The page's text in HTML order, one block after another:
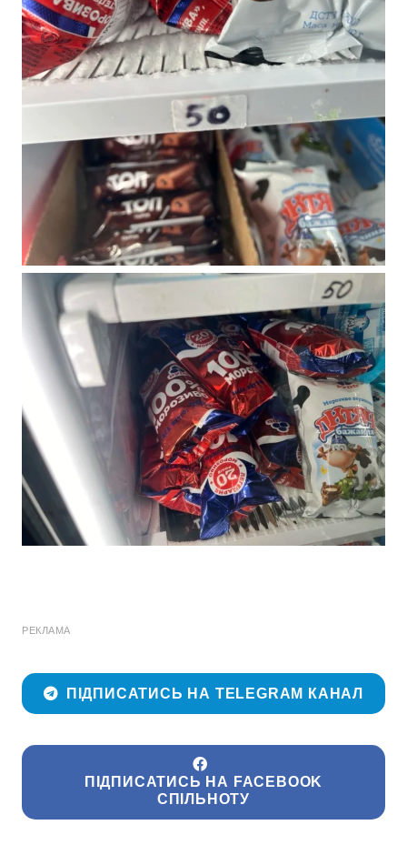
РЕКЛАМА
ПІДПИСАТИСЬ НА TELEGRAM КАНАЛ
ПІДПИСАТИСЬ НА FACEBOOK
СПІЛЬНОТУ